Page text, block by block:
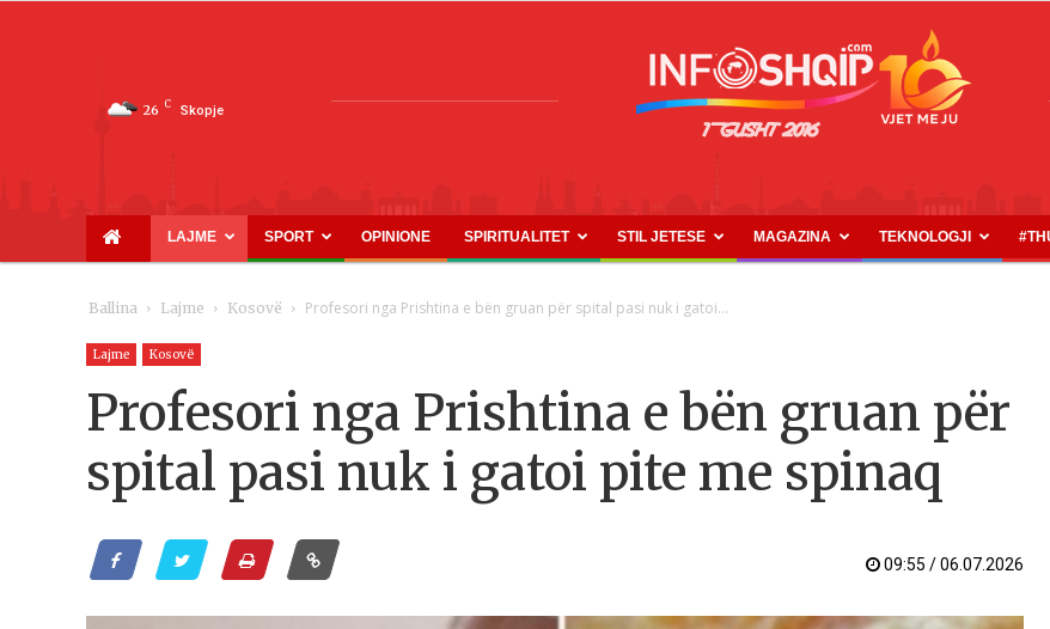
26 C Skopje
INFOSHQIP.COM
LAJME SPORT OPINIONE SPIRITUALITET STIL JETESE MAGAZINA TEKNOLOGJI
Ballina Lajme Kosovë Profesori nga Prishtina e bën gruan për spital pasi nuk i gatoi...
Lajme Kosovë
Profesori nga Prishtina e bën gruan për
spital pasi nuk i gatoi pite me spinaq
09:55 / 06.07.2026